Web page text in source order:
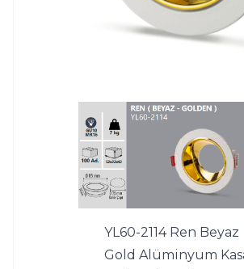
YL60-2114 Ren Beyaz
Gold Alüminyum